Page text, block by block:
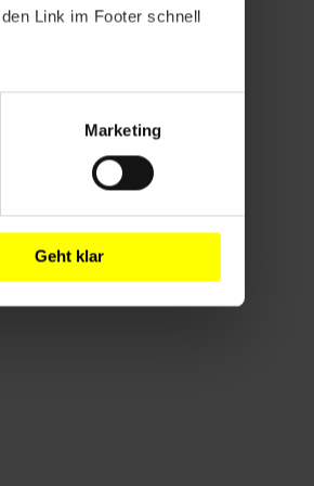
Link im Footer schnell
Marketing
Geht klar